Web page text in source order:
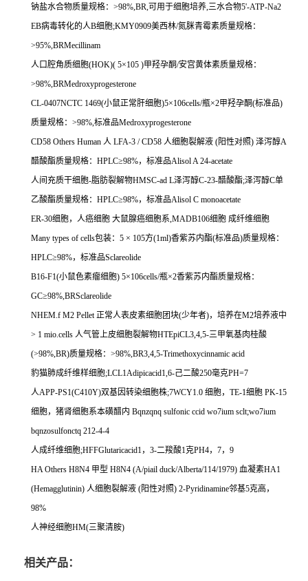
钠盐水合物质量规格： >98%,BR,可用于细胞培养,三水合物5'-ATP-Na2
EB病毒转化的人B细胞;KMY0909美西林/氮脒青霉素质量规格：
>95%,BRMecillinam
人口腔角质细胞(HOK)( 5×105 )甲羟孕酮/安宫黄体素质量规格：
>98%,BRMedroxyprogesterone
CL-0407NCTC 1469(小鼠正常肝细胞)5×106cells/瓶×2甲羟孕酮(标准品)
质量规格： >98%,标准品Medroxyprogesterone
CD58 Others Human 人 LFA-3 / CD58 人细胞裂解液 (阳性对照) 泽泻醇A
醋酸酯质量规格： HPLC≥98%，标准品Alisol A 24-acetate
人间充质干细胞-脂肪裂解物HMSC-ad L泽泻醇C-23-醋酸酯;泽泻醇C单
乙酸酯质量规格： HPLC≥98%，标准品Alisol C monoacetate
ER-30细胞，人癌细胞 大鼠腺癌细胞系,MADB106细胞 成纤维细胞
Many types of cells包装： 5 × 105方(1ml)香紫苏内酯(标准品)质量规格：
HPLC≥98%，标准品Sclareolide
B16-F1(小鼠色素瘤细胞) 5×106cells/瓶×2香紫苏内酯质量规格：
GC≥98%,BRSclareolide
NHEM.f M2 Pellet正常人表皮素细胞团块(少年者)，培养在M2培养液中
> 1 mio.cells 人气管上皮细胞裂解物HTEpiCL3,4,5-三甲氧基肉桂酸
(>98%,BR)质量规格： >98%,BR3,4,5-Trimethoxycinnamic acid
豹猫肺成纤维样细胞;LCL1Adipicacid1,6-己二酸250毫克PH=7
人APP-PS1(C410Y)双基因转染细胞株;7WCY1.0 细胞， TE-1细胞 PK-15
细胞，猪肾细胞系本磺醋内 Bqnzqnq sulfonic ccid wo7ium sclt;wo7ium
bqnzosulfonctq 212-4-4
人成纤维细胞;HFFGlutaricacid1， 3-二羧酸1克PH4， 7， 9
HA Others H8N4 甲型 H8N4 (A/piail duck/Alberta/114/1979) 血凝素HA1
(Hemagglutinin) 人细胞裂解液 (阳性对照) 2-Pyridinamine邻基5克高，
98%
人神经细胞HM(三聚清胺)
相关产品：